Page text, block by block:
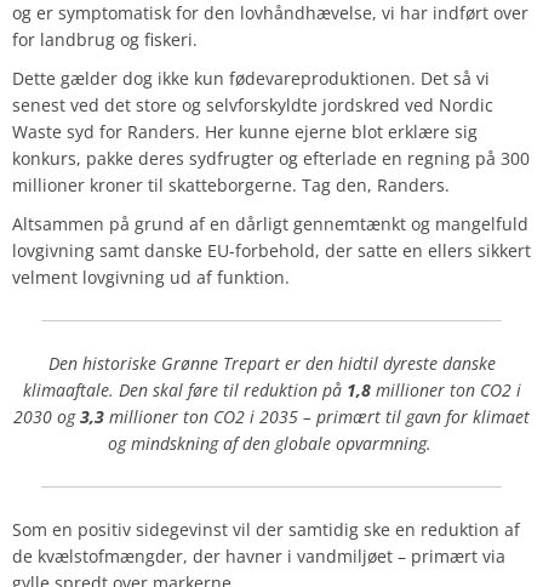
og er symptomatisk for den lovhåndhævelse, vi har indført over
for landbrug og fiskeri.
Dette gælder dog ikke kun fødevareproduktionen. Det så vi
senest ved det store og selvforskyldte jordskred ved Nordic
Waste syd for Randers. Her kunne ejerne blot erklære sig
konkurs, pakke deres sydfrugter og efterlade en regning på 300
millioner kroner til skatteborgerne. Tag den, Randers.
Altsammen på grund af en dårligt gennemtænkt og mangelfuld
lovgivning samt danske EU-forbehold, der satte en ellers sikkert
velment lovgivning ud af funktion.
Den historiske Grønne Trepart er den hidtil dyreste danske
klimaaftale. Den skal føre til reduktion på 1,8millioner ton CO2 i
2030 og3,3 millioner ton CO2 i 2035 – primært til gavn for klimaet
og mindskning af den globale opvarmning.
Som en positiv sidegevinst vil der samtidig ske en reduktion af
de kvælstofmængder, der havner i vandmiljøet – primært via